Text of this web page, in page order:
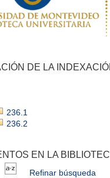
DE LA
236.1
236.2
EN LA
Refinar búsqueda